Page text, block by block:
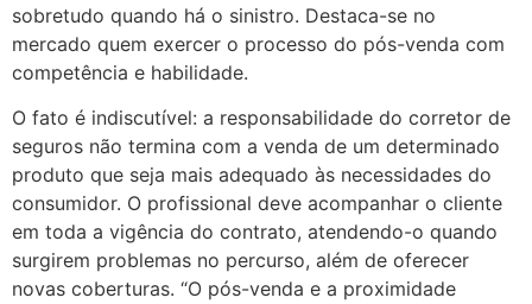
sobretudo quando há o sinistro. Destaca-se no
mercado quem exercer o processo do pós-venda com
competência e habilidade.
O fato é indiscutível: a responsabilidade do corretor de
seguros não termina com a venda de um determinado
produto que seja mais adequado às necessidades do
consumidor. O profissional deve acompanhar o cliente
em toda a vigência do contrato, atendendo-o quando
surgirem problemas no percurso, além de oferecer
novas coberturas. “O pós-venda e a proximidade